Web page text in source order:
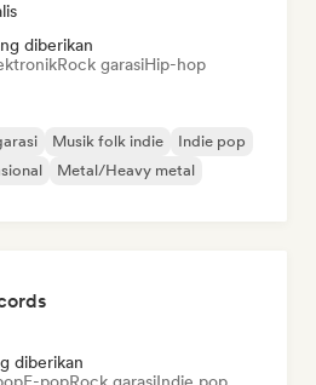
diberikan
Rock garasiHip-hop
Musik folk indie
Indie pop
Metal/Heavy metal
diberikan